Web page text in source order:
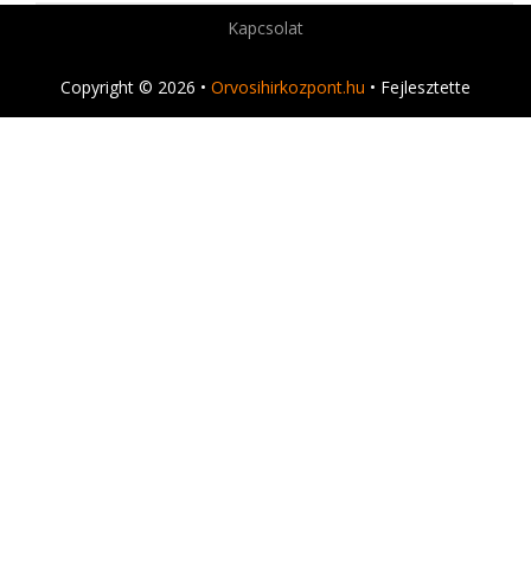
Kapcsolat
Copyright © 2026 • Orvosihirkozpont.hu • Fejlesztette